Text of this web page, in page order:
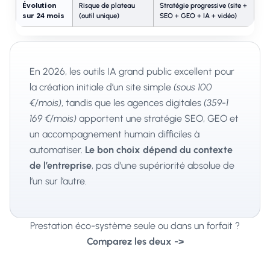
Évolution
sur 24 mois
Risque de plateau
(outil unique)
Stratégie progressive (site +
SEO + GEO + IA + vidéo)
En 2026, les outils IA grand public excellent pour
la création initiale d’un site simple (sous 100
€/mois), tandis que les agences digitales (359-1
169 €/mois) apportent une stratégie SEO, GEO et
un accompagnement humain difficiles à
automatiser. Le bon choix dépend du contexte
de l’entreprise, pas d’une supériorité absolue de
l’un sur l’autre.
Prestation éco-système seule ou dans un forfait ?
Comparez les deux ->